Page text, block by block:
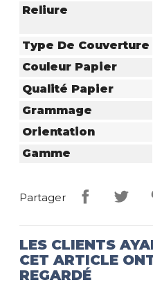
Reliure
Type De Couverture
Couleur Papier
Qualité Papier
Grammage
Orientation
Gamme
Partager
LES CLIENTS
CET ARTICLE
REGARDÉ